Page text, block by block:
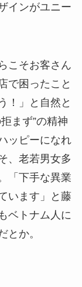
インがユニー
こそお客さん
で困ったこと
！」と自然と
まず”の精神
ッピーになれ
、老若男女多
「下手な異業
います」と藤
ベトナム人に
とか。